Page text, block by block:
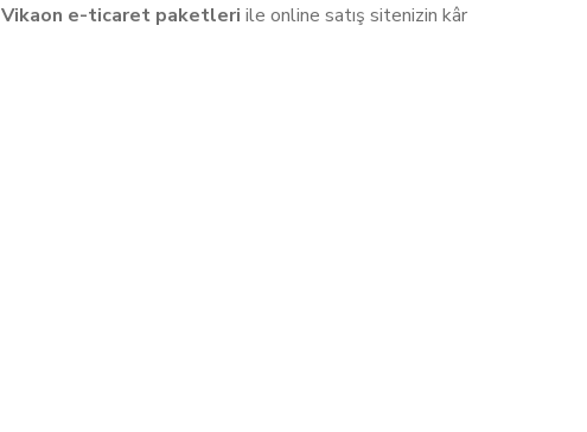
Vikaon e-ticaret paketleri ile online satış sitenizin kâr